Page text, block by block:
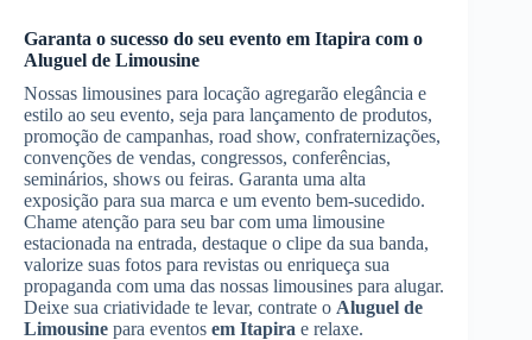
Garanta o sucesso do seu evento em Itapira com o
Aluguel de Limousine
Nossas limousines para locação agregarão elegância e
estilo ao seu evento, seja para lançamento de produtos,
promoção de campanhas, road show, confraternizações,
convenções de vendas, congressos, conferências,
seminários, shows ou feiras. Garanta uma alta
exposição para sua marca e um evento bem-sucedido.
Chame atenção para seu bar com uma limousine
estacionada na entrada, destaque o clipe da sua banda,
valorize suas fotos para revistas ou enriqueça sua
propaganda com uma das nossas limousines para alugar.
Deixe sua criatividade te levar, contrate o Aluguel de
Limousine para eventos em Itapira e relaxe.